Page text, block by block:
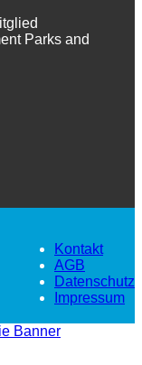
Parks and
Kontakt
AGB
Datenschutz
Impressum
Banner